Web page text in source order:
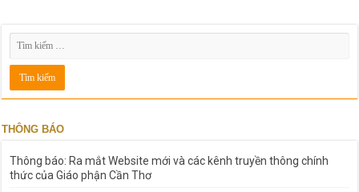
THÔNG BÁO
Thông báo: Ra mắt Website mới và các kênh truyền thông chính
thức của Giáo phận Cần Thơ